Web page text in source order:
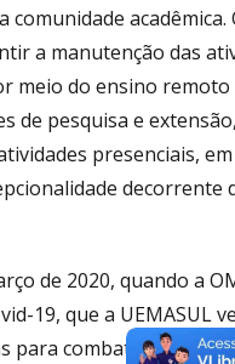
comunidade acadêmica.
a manutenção das
meio do ensino remoto
de pesquisa e
presenciais,
decorrente
de 2020, quando a
19, que a UEMASUL
para combater o vírus,